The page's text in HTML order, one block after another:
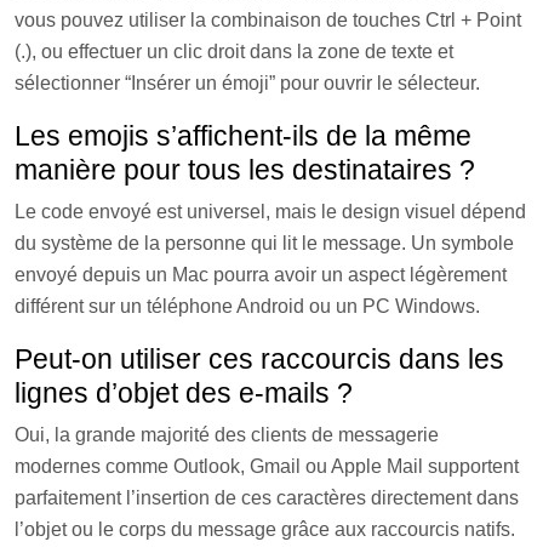
vous pouvez utiliser la combinaison de touches Ctrl + Point
(.), ou effectuer un clic droit dans la zone de texte et
sélectionner “Insérer un émoji” pour ouvrir le sélecteur.
Les emojis s’affichent-ils de la même
manière pour tous les destinataires ?
Le code envoyé est universel, mais le design visuel dépend
du système de la personne qui lit le message. Un symbole
envoyé depuis un Mac pourra avoir un aspect légèrement
différent sur un téléphone Android ou un PC Windows.
Peut-on utiliser ces raccourcis dans les
lignes d’objet des e-mails ?
Oui, la grande majorité des clients de messagerie
modernes comme Outlook, Gmail ou Apple Mail supportent
parfaitement l’insertion de ces caractères directement dans
l’objet ou le corps du message grâce aux raccourcis natifs.